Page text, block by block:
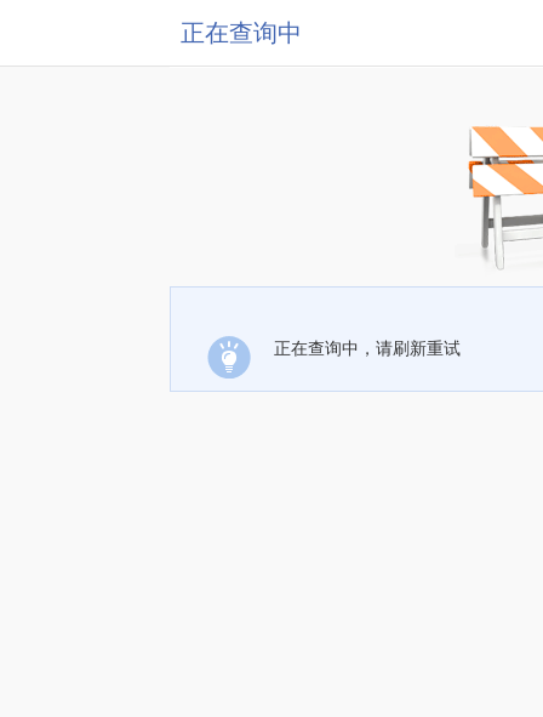
正在查询中
正在查询中，请刷新重试